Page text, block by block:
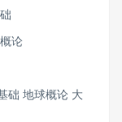
论
础 地球概论 大